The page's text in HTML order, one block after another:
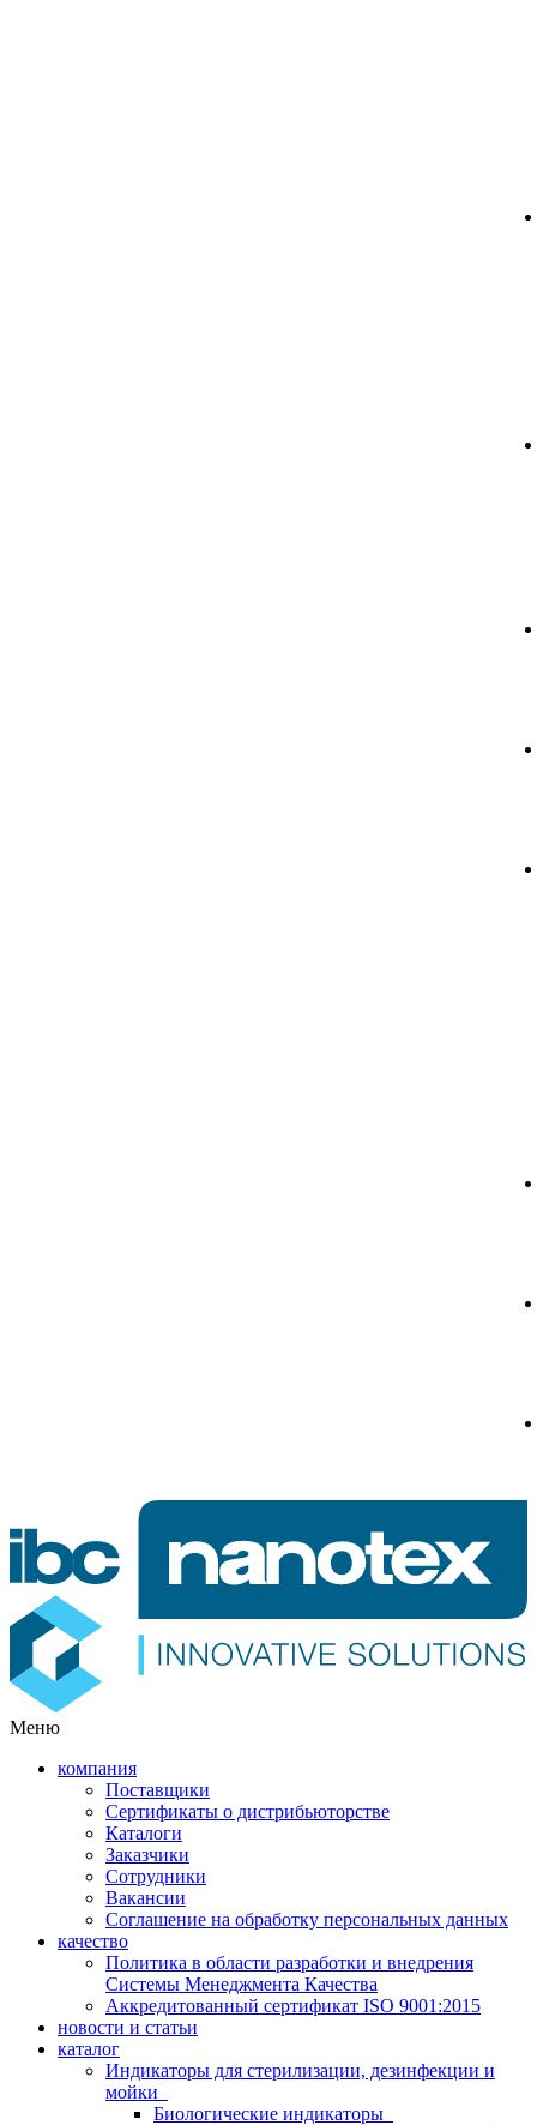
Меню
компания
Поставщики
Сертификаты о дистрибьюторстве
Каталоги
Заказчики
Сотрудники
Вакансии
Соглашение на обработку персональных данных
качество
Политика в области разработки и внедрения
Системы Менеджмента Качества
Аккредитованный сертификат ISO 9001:2015
новости и статьи
каталог
Индикаторы для стерилизации, дезинфекции и
мойки
Биологические индикаторы